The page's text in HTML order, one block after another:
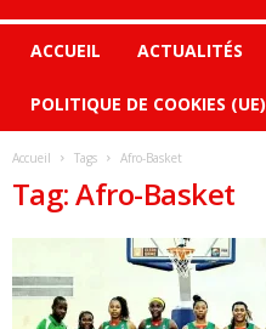
ACCUEIL ACTUALITÉS
POLITIQUE DE COOKIES (UE)
Accueil Tags Afro-Basket
Tag: Afro-Basket